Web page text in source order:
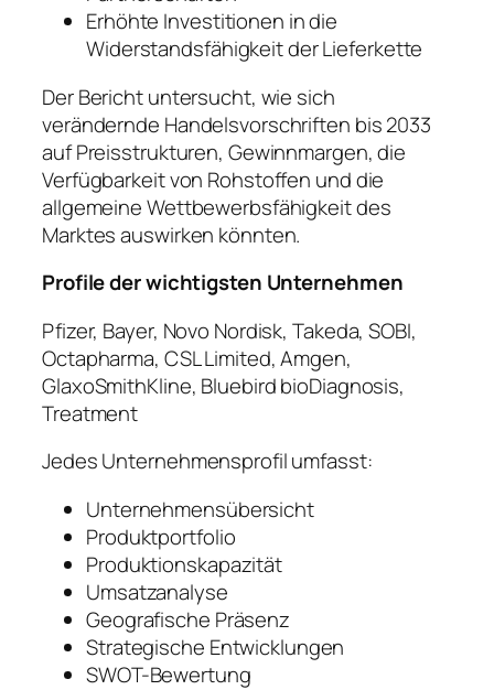
Erhöhte Investitionen in die
Widerstandsfähigkeit der Lieferkette
Der Bericht untersucht, wie sich
verändernde Handelsvorschriften bis 2033
auf Preisstrukturen, Gewinnmargen, die
Verfügbarkeit von Rohstoffen und die
allgemeine Wettbewerbsfähigkeit des
Marktes auswirken könnten.
Profile der wichtigsten Unternehmen
Pfizer, Bayer, Novo Nordisk, Takeda, SOBI,
Octapharma, CSL Limited, Amgen,
GlaxoSmithKline, Bluebird bioDiagnosis,
Treatment
Jedes Unternehmensprofil umfasst:
Unternehmensübersicht
Produktportfolio
Produktionskapazität
Umsatzanalyse
Geografische Präsenz
Strategische Entwicklungen
SWOT-Bewertung